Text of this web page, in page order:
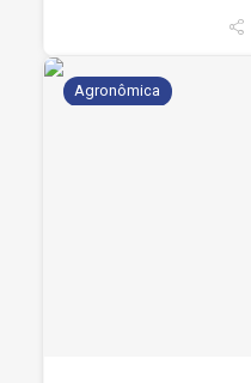
Agronômica